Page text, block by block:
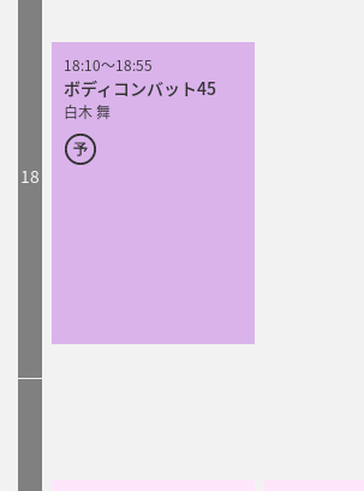
18:10～18:55
ボディコンバット45
白木 舞
18